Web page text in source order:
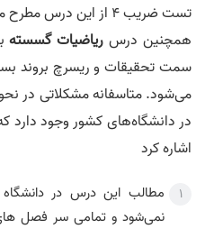
تست ضریب 4 از این درس مطرح می‌شود.
همچنین درس ریاضیات گسسته
سمت تحقیقات و ریسرچ بروند
می‌شود. متاسفانه مشکلاتی در
در دانشگاه‌های کشور وجود دارد
اشاره کرد
مطالب این درس در
نمی‌شود و تمامی سر فصل